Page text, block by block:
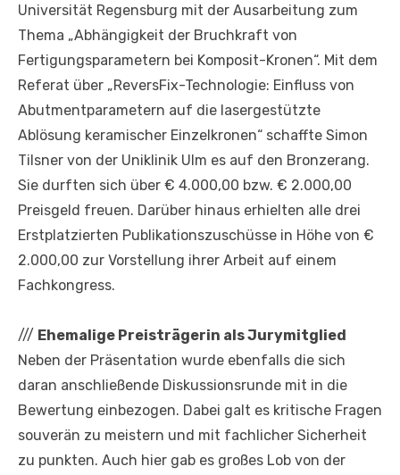
Universität Regensburg mit der Ausarbeitung zum
Thema „Abhängigkeit der Bruchkraft von
Fertigungsparametern bei Komposit-Kronen“. Mit dem
Referat über „ReversFix-Technologie: Einfluss von
Abutmentparametern auf die lasergestützte
Ablösung keramischer Einzelkronen“ schaffte Simon
Tilsner von der Uniklinik Ulm es auf den Bronzerang.
Sie durften sich über € 4.000,00 bzw. € 2.000,00
Preisgeld freuen. Darüber hinaus erhielten alle drei
Erstplatzierten Publikationszuschüsse in Höhe von €
2.000,00 zur Vorstellung ihrer Arbeit auf einem
Fachkongress.
/// Ehemalige Preisträgerin als Jurymitglied
Neben der Präsentation wurde ebenfalls die sich
daran anschließende Diskussionsrunde mit in die
Bewertung einbezogen. Dabei galt es kritische Fragen
souverän zu meistern und mit fachlicher Sicherheit
zu punkten. Auch hier gab es großes Lob von der